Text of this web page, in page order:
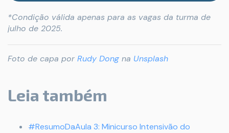
*Condição válida apenas para as vagas da turma de
julho de 2025.
Foto de capa por Rudy Dong na Unsplash
Leia também
#ResumoDaAula 3: Minicurso Intensivão do